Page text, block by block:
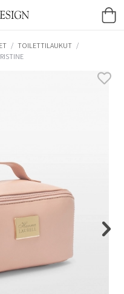
/ TOILETTILAUKUT /